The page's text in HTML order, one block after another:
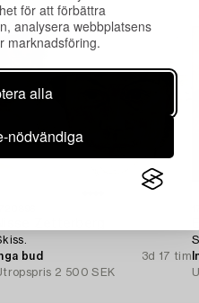
för att förbättra
analysera webbplatsens
marknadsföring.
alla
nödvändiga
bud
3d 17 tim
2 500 SEK